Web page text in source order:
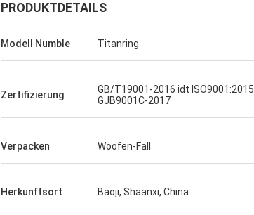
PRODUKTDETAILS
Modell Numble Titanring
Zertifizierung
GB/T19001-2016 idt ISO9001:2015
GJB9001C-2017
Verpacken Woofen-Fall
Herkunftsort Baoji, Shaanxi, China